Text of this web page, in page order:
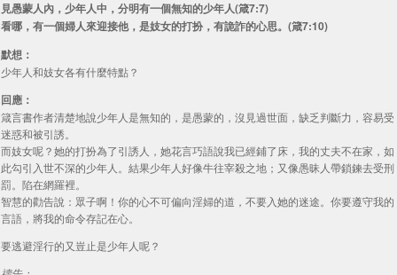
見愚蒙人內，少年人中，分明有一個無知的少年人(箴7:7)
看哪，有一個婦人來迎接他，是妓女的打扮，有詭詐的心思。(箴7:10)
默想：
少年人和妓女各有什麼特點？
回應：
箴言書作者清楚地說少年人是無知的，是愚蒙的，沒見過世面，缺乏判斷力，容易受
迷惑和被引誘。
而妓女呢？她的打扮為了引誘人，她花言巧語說我已經鋪了床，我的丈夫不在家，如
此勾引入世不深的少年人。結果少年人好像牛往宰殺之地；又像愚昧人帶鎖鍊去受刑
罰。陷在網羅裡。
智慧的勸告說：眾子啊！你的心不可偏向淫婦的道，不要入她的迷途。你要遵守我的
言語，將我的命令存記在心。
要逃避淫行的又豈止是少年人呢？